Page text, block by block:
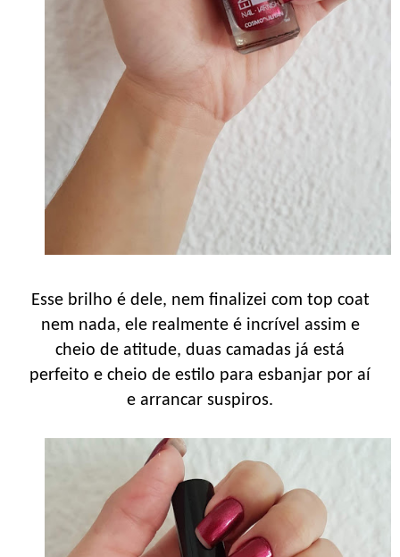
Esse brilho é dele, nem finalizei com top coat
nem nada, ele realmente é incrível assim e
cheio de atitude, duas camadas já está
perfeito e cheio de estilo para esbanjar por aí
e arrancar suspiros.